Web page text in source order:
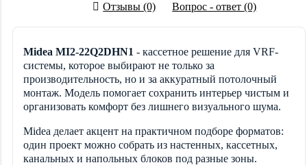
Отзывы (0)
Вопрос - ответ (0)
Midea MI2-22Q2DHN1 - кассетное решение для VRF-
системы, которое выбирают не только за
производительность, но и за аккуратный потолочный
монтаж. Модель помогает сохранить интерьер чистым и
организовать комфорт без лишнего визуального шума.
Midea делает акцент на практичном подборе форматов:
один проект можно собрать из настенных, кассетных,
канальных и напольных блоков под разные зоны.